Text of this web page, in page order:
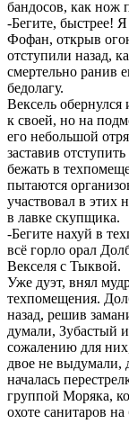
бандосов, как нож
-Бегите, быстрее!
Фофан, открыв
отступили назад,
смертельно ранив
бедолагу.
Вексель обернулся
к своей, но на
его небольшой
заставив
бежать в
пытаются
участвовал в этих
в лавке скупщика.
-Бегите нахуй в
всё горло орал
Векселя с Тыквой.
Уже дуэт, внял
техпомещения.
назад, решив
думали, Зубастый
сожалению для
двое не выдумали,
началась
группой Моряка,
охоте санитаров